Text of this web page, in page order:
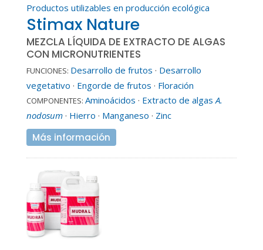
Productos utilizables en producción ecológica
Stimax Nature
MEZCLA LÍQUIDA DE EXTRACTO DE ALGAS
CON MICRONUTRIENTES
FUNCIONES: Desarrollo de frutos · Desarrollo
vegetativo · Engorde de frutos · Floración
COMPONENTES: Aminoácidos · Extracto de algasA.
nodosum· Hierro · Manganeso · Zinc
Más información